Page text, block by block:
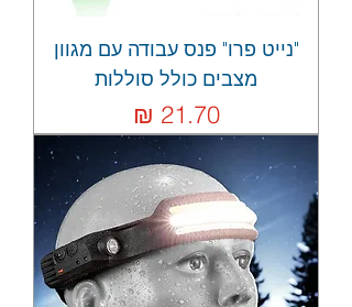
"נייט פרו" פנס עבודה עם מגוון
מצבים כולל סוללות
מחיר‏21.70 ‏₪